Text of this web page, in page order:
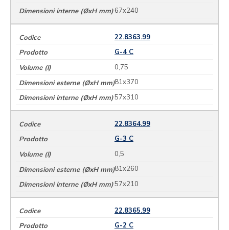
67x240
22.8363.99
G-4 C
0,75
81x370
57x310
22.8364.99
G-3 C
0,5
81x260
57x210
22.8365.99
G-2 C